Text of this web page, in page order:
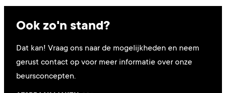
Ook zo'n stand?
Dat kan! Vraag ons naar de mogelijkheden en neem
gerust contact op voor meer informatie over onze
beursconcepten.